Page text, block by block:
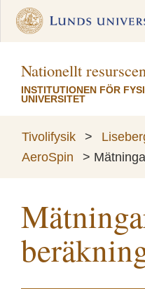
Nationellt
INSTITUTIONEN FÖR
UNIVERSITET
Tivolifysik >
AeroSpin
>